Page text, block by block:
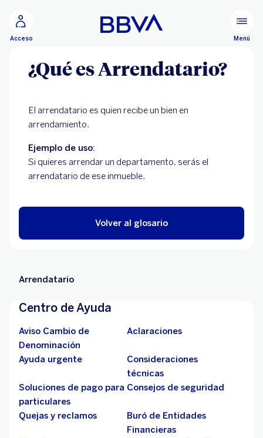
Acceso Menú
¿Qué es Arrendatario?
El arrendatario es quien recibe un bien en
arrendamiento.
Ejemplo de uso:
Si quieres arrendar un departamento, serás el
arrendatario de ese inmueble.
Volver al glosario
Arrendatario
Centro de Ayuda
Aviso Cambio de
Denominación
Aclaraciones
Ayuda urgente
Consideraciones
técnicas
Soluciones de pago para
particulares
Consejos de seguridad
Quejas y reclamos
Buró de Entidades
Financieras